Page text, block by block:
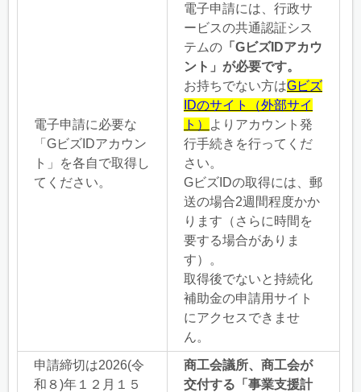
電子申請に必要な
「GビズIDアカウン
ト」を各自で取得し
てください。
電子申請には、行政サ
ービスの共通認証シス
テムの 「GビズIDアカウ
ント」が必要です。
お持ちでない方はGビズ
IDのサイト（外部サイ
ト）
よりアカウント発
行手続きを行ってくだ
さい。
GビズIDの取得には、郵
送の場合2週間程度かか
ります（さらに時間を
要する場合がありま
す）。
取得後でないと持続化
補助金の申請用サイト
にアクセスできませ
ん。
申請締切は2026(令
和８)年１２月１５
商工会議所、商工会が
交付する「事業支援計